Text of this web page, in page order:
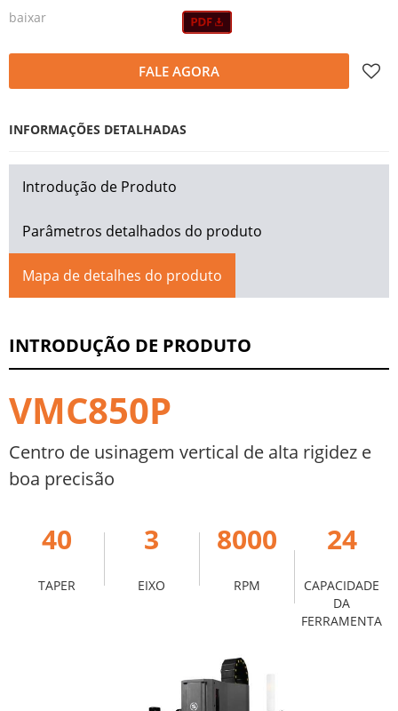
baixar
FALE AGORA
INFORMAÇÕES DETALHADAS
Introdução de Produto
Parâmetros detalhados do produto
Mapa de detalhes do produto
INTRODUÇÃO DE PRODUTO
VMC850P
Centro de usinagem vertical de alta rigidez e
boa precisão
40
TAPER
3
EIXO
8000
RPM
24
CAPACIDADE
DA
FERRAMENTA